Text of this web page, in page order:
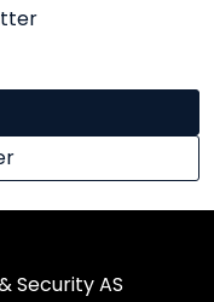
Security AS